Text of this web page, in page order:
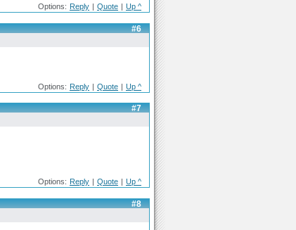
Options: Reply | Quote | Up ^
#6
Options: Reply | Quote | Up ^
#7
Options: Reply Quote Up ^
#8